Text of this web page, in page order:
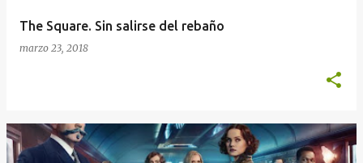
The Square. Sin salirse del rebaño
marzo 23, 2018